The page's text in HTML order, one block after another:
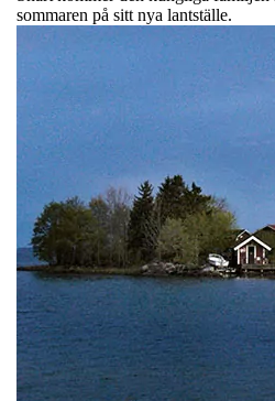
sommaren på sitt nya lantställe.